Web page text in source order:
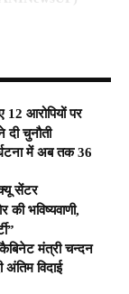
12 आरोपियों पर
दी चुनौती
में अब तक 36
सेंटर
भविष्यवाणी,
कैबिनेट मंत्री चन्दन
विदाई